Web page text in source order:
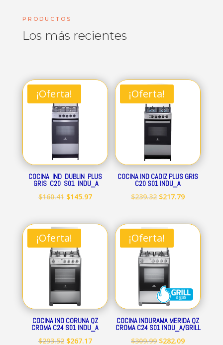
PRODUCTOS
Los más recientes
¡Oferta!
COCINA IND DUBLIN PLUS
GRIS C20 S01 INDU_A
$160.41 El
original
era:
$160.41.
$145.97El
actual
¡Oferta!
COCINA IND CADIZ PLUS GRIS
C20 S01 INDU_A
$239.32 El
original
era:
$239.32.
$217.79El
actual
¡Oferta!
COCINA IND CORUNA QZ
CROMA C24 S01 INDU_A
$293.52 El
$267.17El
¡Oferta!
COCINA INDURAMA MERIDA QZ
CROMA C24 S01 INDU_A/GRILL
$309.99 El
$282.09El